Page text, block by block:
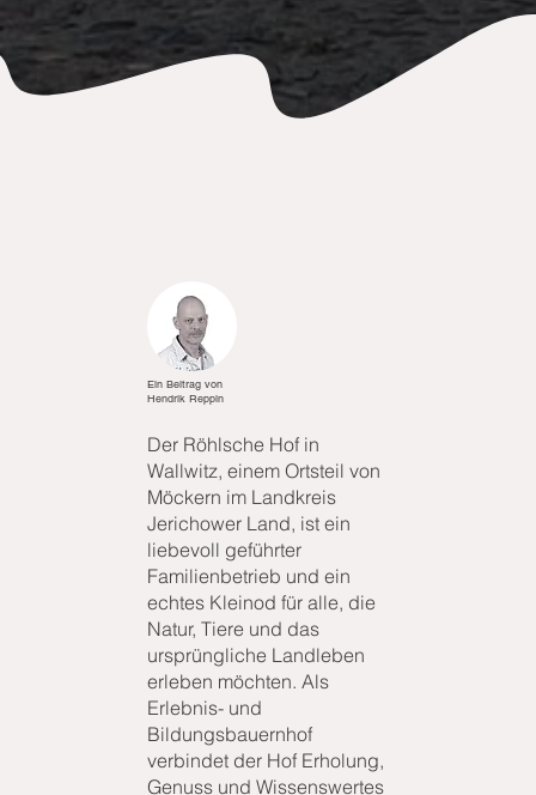
Ein Beitrag von
Hendrik Reppin
Der Röhlsche Hof in
Wallwitz, einem Ortsteil von
Möckern im Landkreis
Jerichower Land, ist ein
liebevoll geführter
Familienbetrieb und ein
echtes Kleinod für alle, die
Natur, Tiere und das
ursprüngliche Landleben
erleben möchten. Als
Erlebnis- und
Bildungsbauernhof
verbindet der Hof Erholung,
Genuss und Wissenswertes